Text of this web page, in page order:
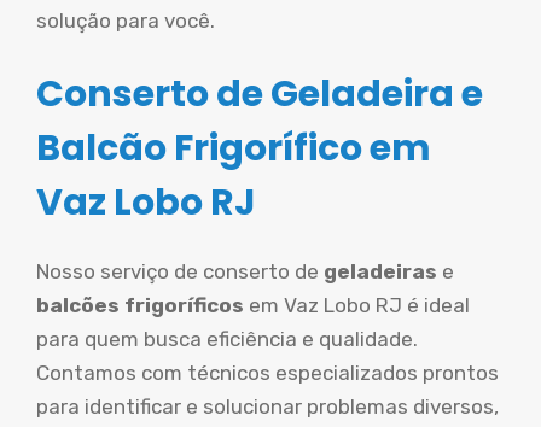
solução para você.
Conserto de Geladeira e
Balcão Frigorífico em
Vaz Lobo RJ
Nosso serviço de conserto de geladeiras e
balcões frigoríficos em Vaz Lobo RJ é ideal
para quem busca eficiência e qualidade.
Contamos com técnicos especializados prontos
para identificar e solucionar problemas diversos,